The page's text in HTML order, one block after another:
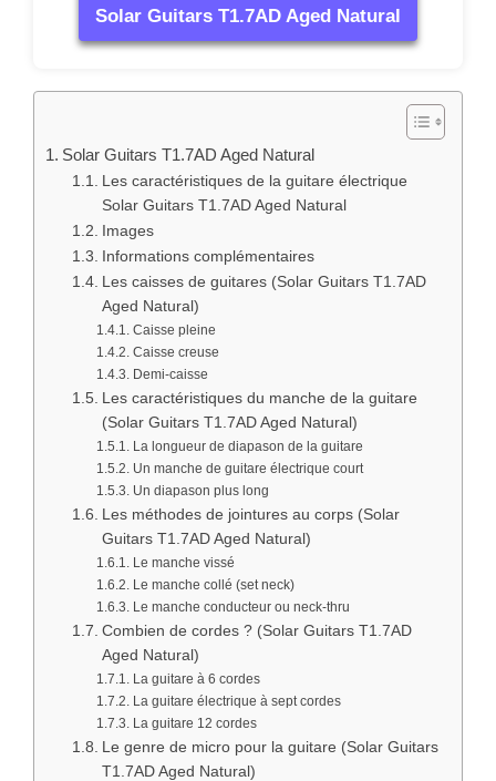
Solar Guitars T1.7AD Aged Natural
Solar Guitars T1.7AD Aged Natural
Les caractéristiques de la guitare électrique
Solar Guitars T1.7AD Aged Natural
Images
Informations complémentaires
Les caisses de guitares (Solar Guitars T1.7AD
Aged Natural)
Caisse pleine
Caisse creuse
Demi-caisse
Les caractéristiques du manche de la guitare
(Solar Guitars T1.7AD Aged Natural)
La longueur de diapason de la guitare
Un manche de guitare électrique court
Un diapason plus long
Les méthodes de jointures au corps (Solar
Guitars T1.7AD Aged Natural)
Le manche vissé
Le manche collé (set neck)
Le manche conducteur ou neck-thru
Combien de cordes ? (Solar Guitars T1.7AD
Aged Natural)
La guitare à 6 cordes
La guitare électrique à sept cordes
La guitare 12 cordes
Le genre de micro pour la guitare (Solar Guitars
T1.7AD Aged Natural)